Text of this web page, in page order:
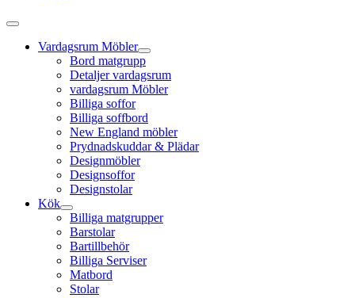
Vardagsrum Möbler
Bord matgrupp
Detaljer vardagsrum
vardagsrum Möbler
Billiga soffor
Billiga soffbord
New England möbler
Prydnadskuddar & Plädar
Designmöbler
Designsoffor
Designstolar
Kök
Billiga matgrupper
Barstolar
Bartillbehör
Billiga Serviser
Matbord
Stolar